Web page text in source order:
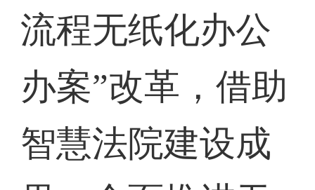
流程无纸化办公
办案”改革，借助
智慧法院建设成